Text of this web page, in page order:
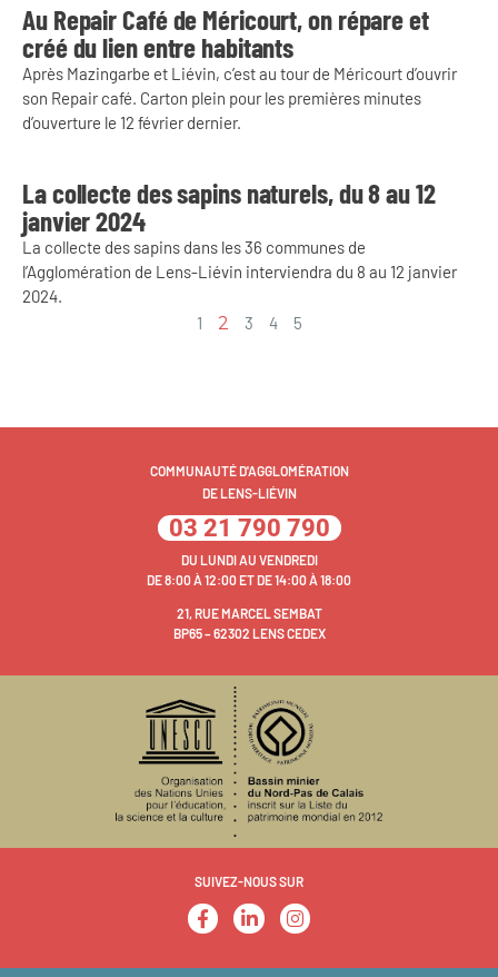
Au Repair Café de Méricourt, on répare et
créé du lien entre habitants
Après Mazingarbe et Liévin, c’est au tour de Méricourt d’ouvrir
son Repair café. Carton plein pour les premières minutes
d’ouverture le 12 février dernier.
La collecte des sapins naturels, du 8 au 12
janvier 2024
La collecte des sapins dans les 36 communes de
l’Agglomération de Lens-Liévin interviendra du 8 au 12 janvier
2024.
1
2 3 4 5
COMMUNAUTÉ D'AGGLOMÉRATION
DE LENS-LIÉVIN
03 21 790 790
DU LUNDI AU VENDREDI
DE 8:00 À 12:00 ET DE 14:00 À 18:00
21, RUE MARCEL SEMBAT
BP65 – 62302 LENS CEDEX
SUIVEZ-NOUS SUR